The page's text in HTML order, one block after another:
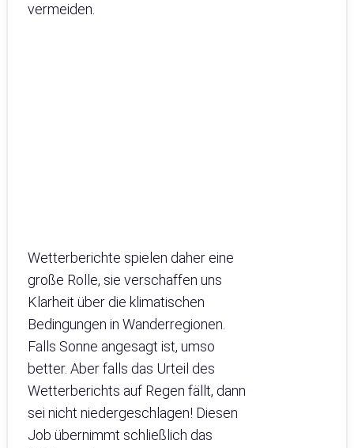
vermeiden.
Wetterberichte spielen daher eine
große Rolle, sie verschaffen uns
Klarheit über die klimatischen
Bedingungen in Wanderregionen.
Falls Sonne angesagt ist, umso
better. Aber falls das Urteil des
Wetterberichts auf Regen fällt, dann
sei nicht niedergeschlagen! Diesen
Job übernimmt schließlich das